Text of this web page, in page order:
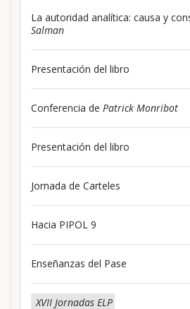
La autoridad analítica: causa y
Salman
Presentación del libro
Conferencia de Patrick Monribot
Presentación del libro
Jornada de Carteles
Hacia PIPOL 9
Enseñanzas del Pase
XVII Jornadas ELP